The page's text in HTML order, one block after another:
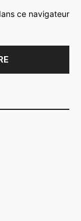
ce navigateur